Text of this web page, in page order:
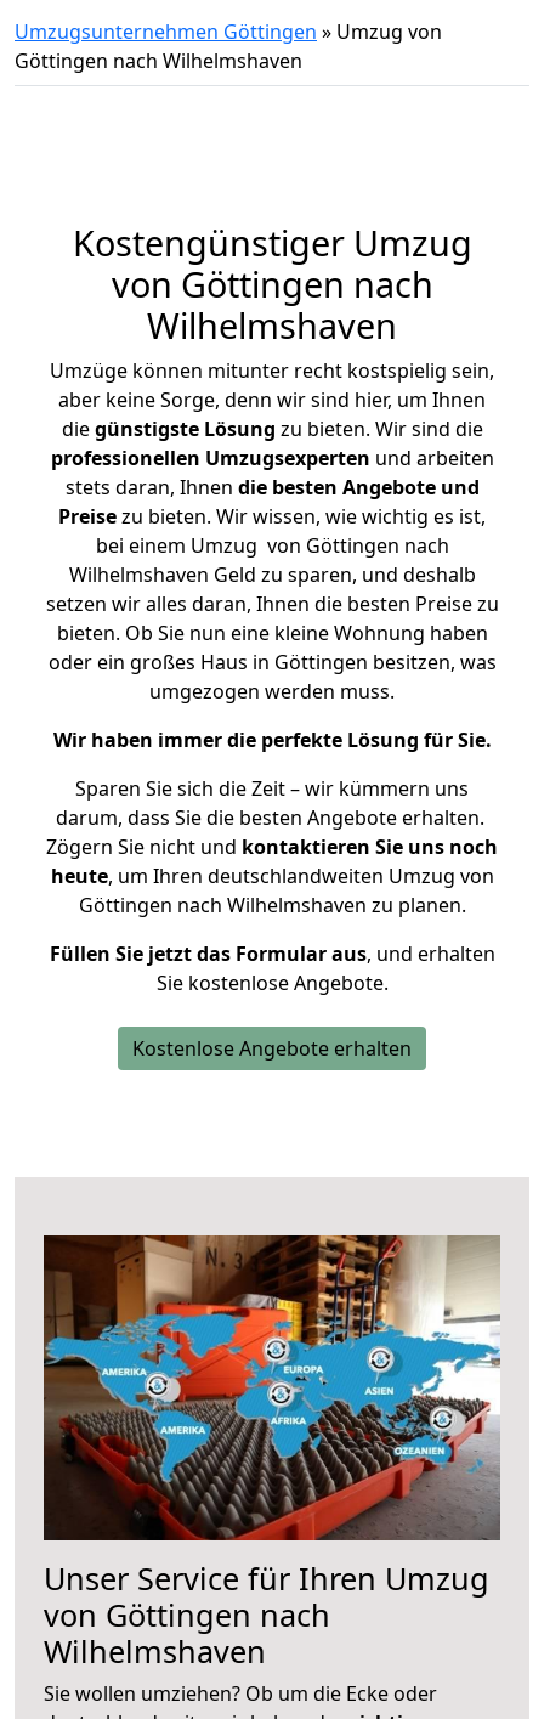
Umzugsunternehmen Göttingen » Umzug von
Göttingen nach Wilhelmshaven
Kostengünstiger Umzug
von Göttingen nach
Wilhelmshaven
Umzüge können mitunter recht kostspielig sein,
aber keine Sorge, denn wir sind hier, um Ihnen
diegünstigste Lösung zu bieten. Wir sind die
professionellen Umzugsexperten und arbeiten
stets daran, Ihnen die besten Angebote und
Preisezu bieten. Wir wissen, wie wichtig es ist,
bei einem Umzug von Göttingen nach
Wilhelmshaven Geld zu sparen, und deshalb
setzen wir alles daran, Ihnen die besten Preise zu
bieten. Ob Sie nun eine kleine Wohnung haben
oder ein großes Haus in Göttingen besitzen, was
umgezogen werden muss.
Wir haben immer die perfekte Lösung für Sie.
Sparen Sie sich die Zeit – wir kümmern uns
darum, dass Sie die besten Angebote erhalten.
Zögern Sie nicht und kontaktieren Sie uns noch
heute, um Ihren deutschlandweiten Umzug von
Göttingen nach Wilhelmshaven zu planen.
Füllen Sie jetzt das Formular aus, und erhalten
Sie kostenlose Angebote.
Kostenlose Angebote erhalten
Unser Service für Ihren Umzug
von Göttingen nach
Wilhelmshaven
Sie wollen umziehen? Ob um die Ecke oder